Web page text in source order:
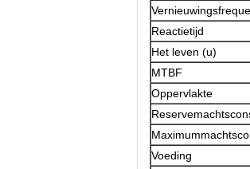
Reactietijd
Het leven (u)
MTBF
Oppervlakte
Voeding